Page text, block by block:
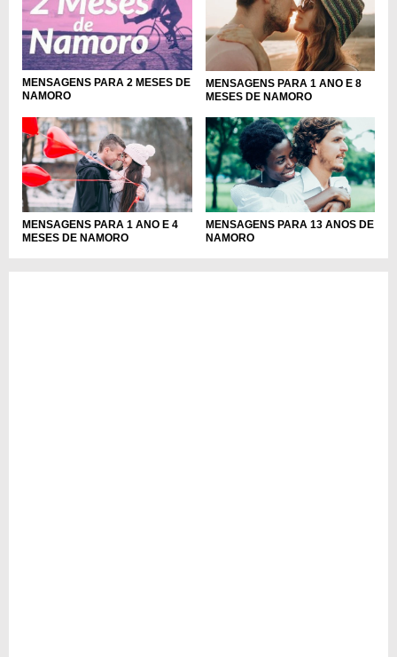
MENSAGENS PARA 2 MESES DE
NAMORO
MENSAGENS PARA 1 ANO E 8
MESES DE NAMORO
MENSAGENS PARA 1 ANO E 4
MESES DE NAMORO
MENSAGENS PARA 13 ANOS DE
NAMORO